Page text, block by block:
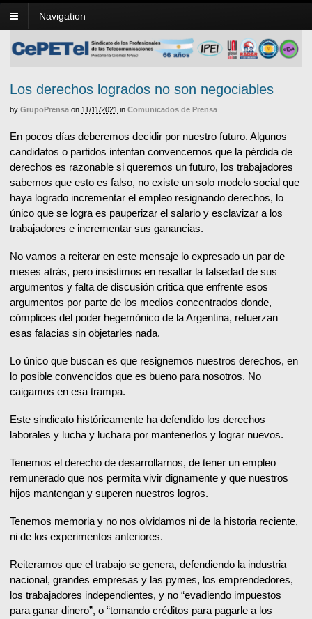
Navigation
Los derechos logrados no son negociables
by GrupoPrensa on 11/11/2021 in Comunicados de Prensa
En pocos días deberemos decidir por nuestro futuro. Algunos
candidatos o partidos intentan convencernos que la pérdida de
derechos es razonable si queremos un futuro, los trabajadores
sabemos que esto es falso, no existe un solo modelo social que
haya logrado incrementar el empleo resignando derechos, lo
único que se logra es pauperizar el salario y esclavizar a los
trabajadores e incrementar sus ganancias.
No vamos a reiterar en este mensaje lo expresado un par de
meses atrás, pero insistimos en resaltar la falsedad de sus
argumentos y falta de discusión critica que enfrente esos
argumentos por parte de los medios concentrados donde,
cómplices del poder hegemónico de la Argentina, refuerzan
esas falacias sin objetarles nada.
Lo único que buscan es que resignemos nuestros derechos, en
lo posible convencidos que es bueno para nosotros. No
caigamos en esa trampa.
Este sindicato históricamente ha defendido los derechos
laborales y lucha y luchara por mantenerlos y lograr nuevos.
Tenemos el derecho de desarrollarnos, de tener un empleo
remunerado que nos permita vivir dignamente y que nuestros
hijos mantengan y superen nuestros logros.
Tenemos memoria y no nos olvidamos ni de la historia reciente,
ni de los experimentos anteriores.
Reiteramos que el trabajo se genera, defendiendo la industria
nacional, grandes empresas y las pymes, los emprendedores,
los trabajadores independientes, y no “evadiendo impuestos
para ganar dinero”, o “tomando créditos para pagarle a los